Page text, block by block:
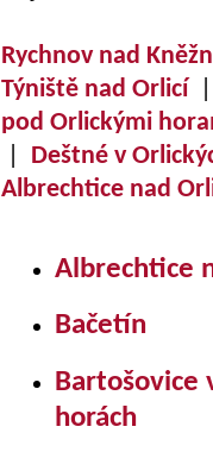
Rychnov nad
Týniště nad Orlicí
pod Orlickými
Deštné v
Albrechtice nad
Albrechtice
Bačetín
Bartošovice
horách